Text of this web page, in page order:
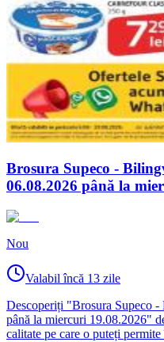
Brosura Supeco -
06.08.2026 până la
Nou
Valabil încă 13 zile
Descoperiți "Brosura Supeco
până la miercuri 19.08.2026"
calitate pe care o puteți